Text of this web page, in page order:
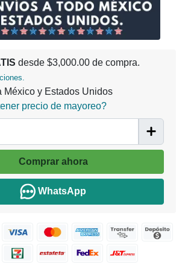
desde $3,000.00 de compra.
México y Estados Unidos
precio de mayoreo?
Comprar ahora
WhatsApp